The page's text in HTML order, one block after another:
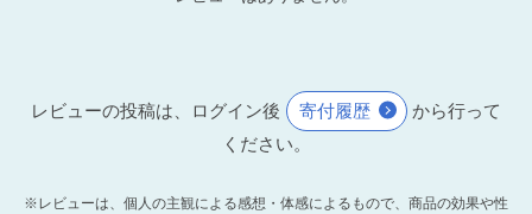
レビューの投稿は、ログイン後 寄付履歴
から行って
ください。
※レビューは、個人の主観による感想・体感によるもので、商品の効果や性